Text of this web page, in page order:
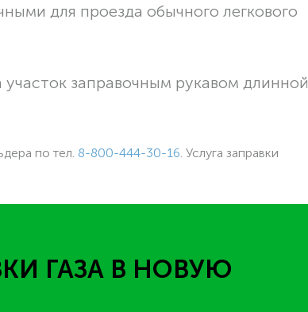
для проезда обычного легкового
участок заправочным рукавом длинной
по тел. 8-800-444-30-16 . Услуга заправки
ГАЗА В НОВУЮ